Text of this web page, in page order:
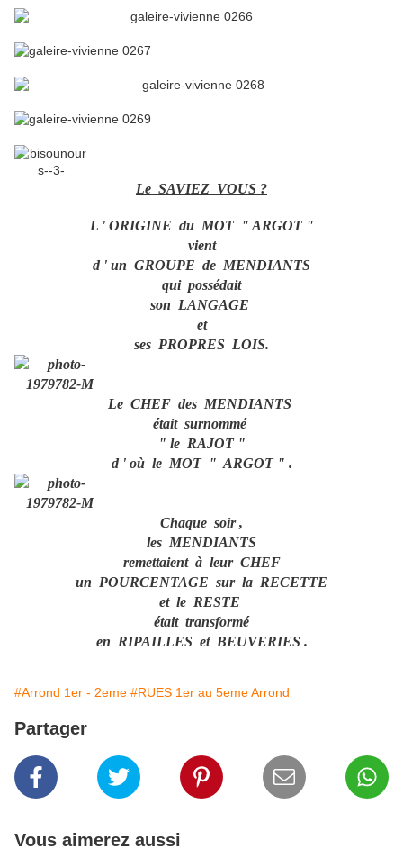
Le SAVIEZ VOUS ?
L ' ORIGINE du MOT " ARGOT "
vient
d ' un GROUPE de MENDIANTS
qui possédait
son LANGAGE
et
ses PROPRES LOIS.
Le CHEF des MENDIANTS
était surnommé
" le RAJOT "
d ' où le MOT " ARGOT " .
Chaque soir ,
les MENDIANTS
remettaient à leur CHEF
un POURCENTAGE sur la RECETTE
et le RESTE
était transformé
en RIPAILLES et BEUVERIES .
#Arrond 1er - 2eme #RUES 1er au 5eme Arrond
Partager
Vous aimerez aussi